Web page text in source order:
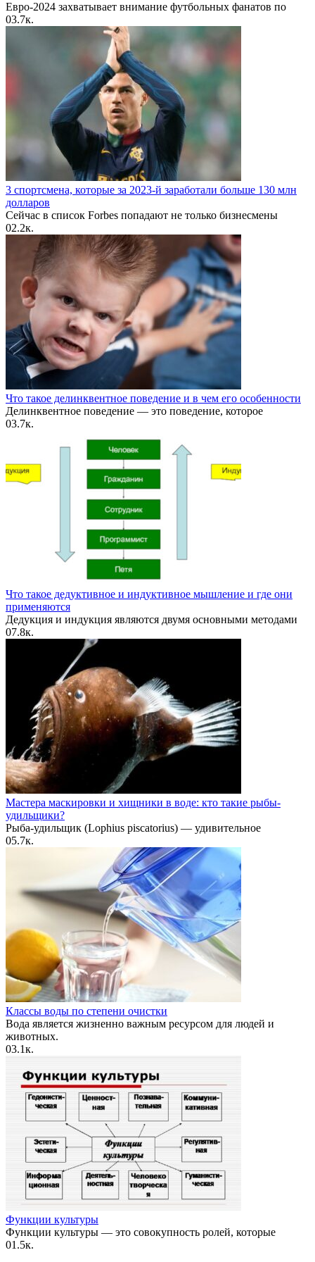
Евро-2024 захватывает внимание футбольных фанатов по
03.7к.
3 спортсмена, которые за 2023-й заработали больше 130 млн
долларов
Сейчас в список Forbes попадают не только бизнесмены
02.2к.
Что такое делинквентное поведение и в чем его особенности
Делинквентное поведение — это поведение, которое
03.7к.
Что такое дедуктивное и индуктивное мышление и где они
применяются
Дедукция и индукция являются двумя основными методами
07.8к.
Мастера маскировки и хищники в воде: кто такие рыбы-
удильщики?
Рыба-удильщик (Lophius piscatorius) — удивительное
05.7к.
Классы воды по степени очистки
Вода является жизненно важным ресурсом для людей и
животных.
03.1к.
Функции культуры
Функции культуры — это совокупность ролей, которые
01.5к.